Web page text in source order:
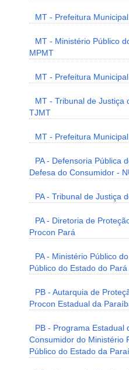
MT - Prefeitura
MT - Ministério Público
MPMT
MT - Prefeitura
MT - Tribunal de Justiça
TJMT
MT - Prefeitura
PA - Defensoria Pública
Defesa do Consumidor -
PA - Tribunal de Justiça
PA - Diretoria de
Procon Pará
PA - Ministério Público
Público do Estado do Pará
PB - Autarquia de
Procon Estadual da
PB - Programa Estadual
Consumidor do Ministério
Público do Estado da